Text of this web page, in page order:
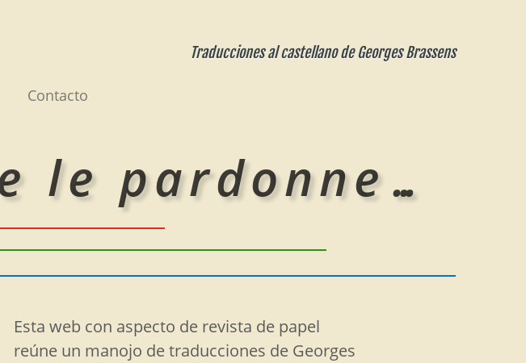
Traducciones al castellano de Georges Brassens
Contacto
le pardonne…
Esta web con aspecto de revista de papel
reúne un manojo de traducciones de Georges